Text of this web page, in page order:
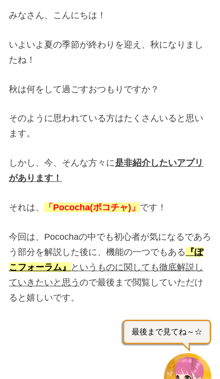
みなさん、こんにちは！
いよいよ夏の季節が終わりを迎え、秋になりまし
たね！
秋は何をして過ごすおつもりですか？
そのように思われている方はたくさんいると思い
ます。
しかし、今、そんな方々に是非紹介したいアプリ
があります！
それは、 「Pococha(ポコチャ)」 です！
今回は、Pocochaの中でも初心者が気になるであろ
う部分を解説した後に、機能の一つでもある 『ぽ
こフォーラム』
というものに関しても徹底解説し
ていきたいと思う ので最後まで閲覧していただけ
ると嬉しいです。
最後まで見てね～☆